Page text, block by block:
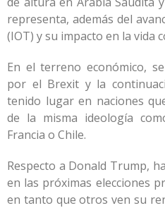
representa, además del
(IOT) y su impacto en la vida
En el terreno económico,
por el Brexit y la
tenido lugar en naciones
de la misma ideología
Francia o Chile.
Respecto a Donald Trump,
en las próximas elecciones
en tanto que otros ven su